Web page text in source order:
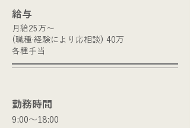
​給与
月給25万〜
(職種·経験により応相談) 40万
​各種手当
​勤務時間
9:00〜18:00